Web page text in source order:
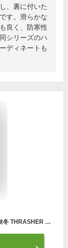
、裏に付いた
す。滑らかな
良く、防寒性
シリーズのハ
ディネートも
マフラー メンズ おしゃれ ブランド レディース 冬 秋冬 THRASHER スラッシャー BOX LOGO ボア マフラー 21TH-K58 防寒 スノボ バイク ゴルフ おしゃれ かわいい 防風 ランニング スポーツ 釣り ゴルフ